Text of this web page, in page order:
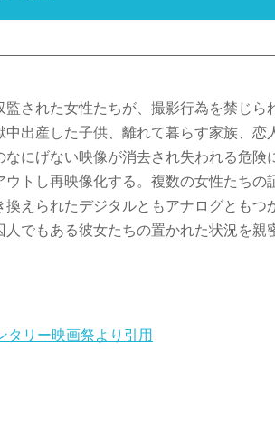
監された女性たちが、撮影行為を禁じら
中出産した子供、離れて暮らす家族、恋
なにげない映像が消去され失われる危険
ウトし再映像化する。複数の女性たち
換えられたデジタルともアナログともつ
人でもある彼女たちの置かれた状況を親
タリー映画祭より引用